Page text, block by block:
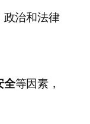
政治和法律
全等因素，